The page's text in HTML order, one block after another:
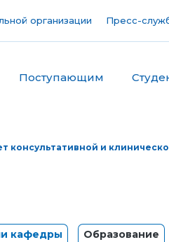
организации Пресс-
Поступающим
консультативной и
кафедры Образование